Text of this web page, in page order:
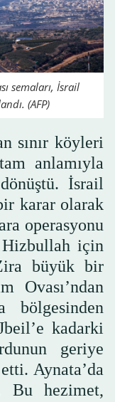
semaları, İsrail
(AFP)
sınır köyleri
anlamıyla
İsrail
karar olarak
operasyonu
Hizbullah için
büyük bir
Ovası’ndan
bölgesinden
kadarki
geriye
Aynata’da
Bu hezimet,